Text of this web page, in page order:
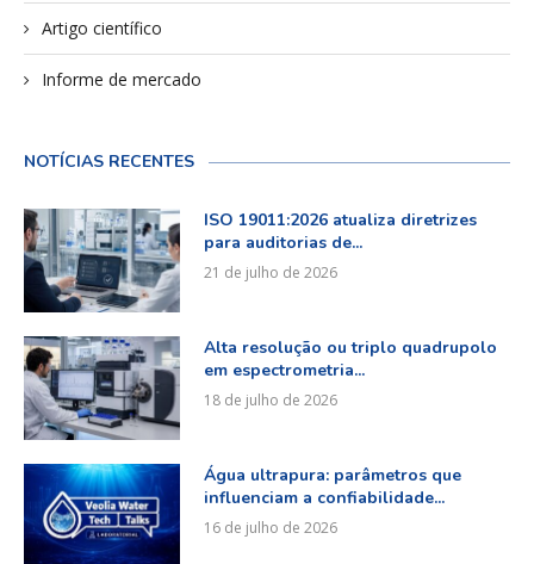
Artigo científico
Informe de mercado
NOTÍCIAS RECENTES
ISO 19011:2026 atualiza diretrizes
para auditorias de...
21 de julho de 2026
Alta resolução ou triplo quadrupolo
em espectrometria...
18 de julho de 2026
Água ultrapura: parâmetros que
influenciam a confiabilidade...
16 de julho de 2026